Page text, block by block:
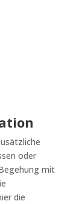
oder
mit
die